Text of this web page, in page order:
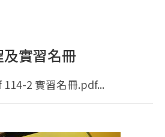
實習名冊
2 實習名冊.pdf...